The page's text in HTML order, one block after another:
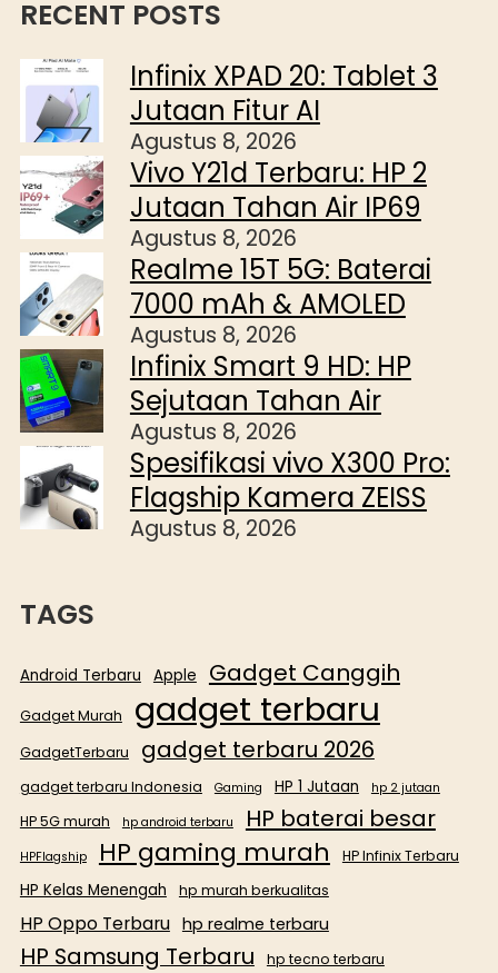
RECENT POSTS
Infinix XPAD 20: Tablet 3
Jutaan Fitur AI
Agustus 8, 2026
Vivo Y21d Terbaru: HP 2
Jutaan Tahan Air IP69
Agustus 8, 2026
Realme 15T 5G: Baterai
7000 mAh & AMOLED
Agustus 8, 2026
Infinix Smart 9 HD: HP
Sejutaan Tahan Air
Agustus 8, 2026
Spesifikasi vivo X300 Pro:
Flagship Kamera ZEISS
Agustus 8, 2026
TAGS
Android Terbaru Apple Gadget Canggih
Gadget Murah gadget terbaru
GadgetTerbaru gadget terbaru 2026
gadget terbaru Indonesia Gaming HP 1 Jutaan hp 2 jutaan
HP 5G murah hp android terbaru HP baterai besar
HPFlagship HP gaming murah HP Infinix Terbaru
HP Kelas Menengah hp murah berkualitas
HP Oppo Terbaru hp realme terbaru
HP Samsung Terbaru hp tecno terbaru